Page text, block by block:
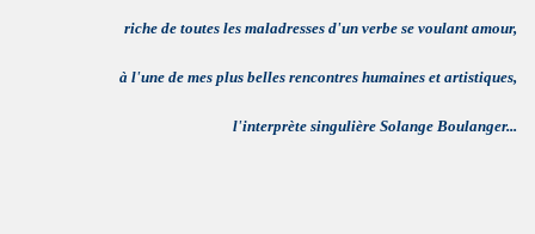
riche de toutes les maladresses d'un verbe se voulant amour,
à l'une de mes plus belles rencontres humaines et artistiques,
l'interprète singulière Solange Boulanger...